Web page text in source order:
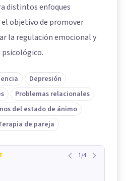
distintos enfoques
objetivo de promover
la regulación emocional y
Depresión
Problemas relacionales
del estado de ánimo
de pareja
1/4